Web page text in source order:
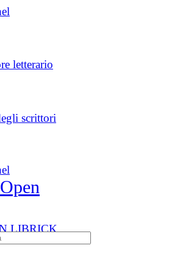
letterario
scrittori
LIBRICK